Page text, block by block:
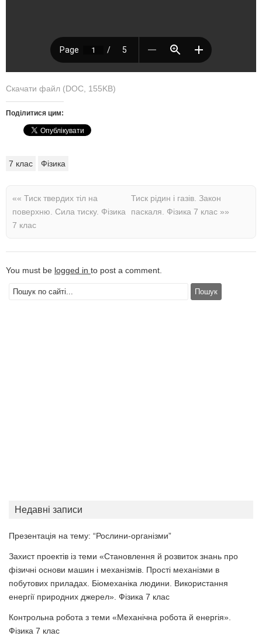
Скачати файл (DOC, 155KB)
Поділитися цим:
7 клас Фізика
«« Тиск твердих тіл на
поверхню. Сила тиску. Фізика
7 клас
Тиск рідин і газів. Закон
паскаля. Фізика 7 клас »»
You must be logged in to post a comment.
Недавні записи
Презентація на тему: “Рослини-організми”
Захист проектів із теми «Становлення й розвиток знань про
фізичні основи машин і механізмів. Прості механізми в
побутових приладах. Біомеханіка людини. Використання
енергії природних джерел». Фізика 7 клас
Контрольна робота з теми «Механічна робота й енергія».
Фізика 7 клас